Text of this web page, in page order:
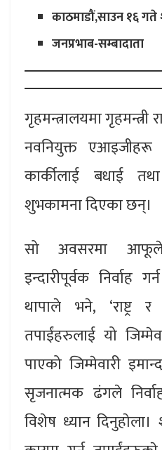
काठमाडौं,साउन १६ गते
जनप्रभाब-सम्बादाता
गृहमन्त्रालयमा गृहमन्त्री
नवनियुक्त एआइजीहरू
कार्कीलाई बधाई
शुभकामना दिएका छन्।
सो अवसरमा आफूले
इन्दारीपूर्वक निर्वाह
थापाले भने‚ ‘राष्ट्र
तपाईंहरुलाई यो
पाएको जिम्मेवारी
सृजनात्मक ढंगले
विशेष ध्यान दिनुहाेला।